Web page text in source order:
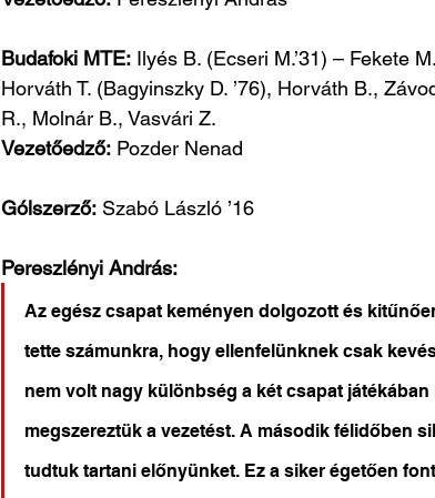
Budafoki MTE: Ilyés B. (Ecseri M.’31) – Fekete
Horváth T. (Bagyinszky D. ’76), Horváth B.,
R., Molnár B., Vasvári Z.
Vezetőedző: Pozder Nenad
Gólszerző: Szabó László ’16
Pereszlényi András:
Az egész csapat keményen dolgozott és
tette számunkra, hogy ellenfelünknek csak
nem volt nagy különbség a két csapat
megszereztük a vezetést. A második félidőben
tudtuk tartani előnyünket. Ez a siker égetően